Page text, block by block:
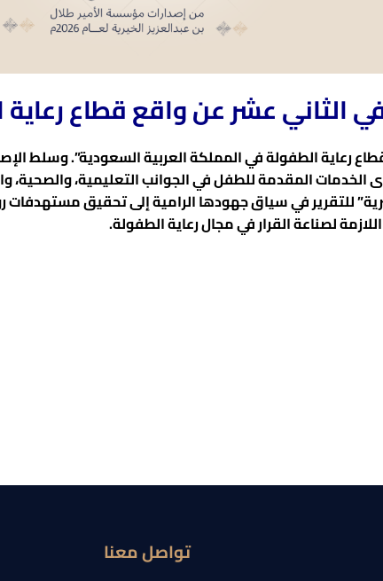
الثاني عشر عن واقع قطاع
رعاية الطفولة في المملكة العربية السعودية”. وسلط
المقدمة للطفل في الجوانب التعليمية، والصحية،
لصناعة القرار في مجال رعاية الطفولة.
تواصل معنا